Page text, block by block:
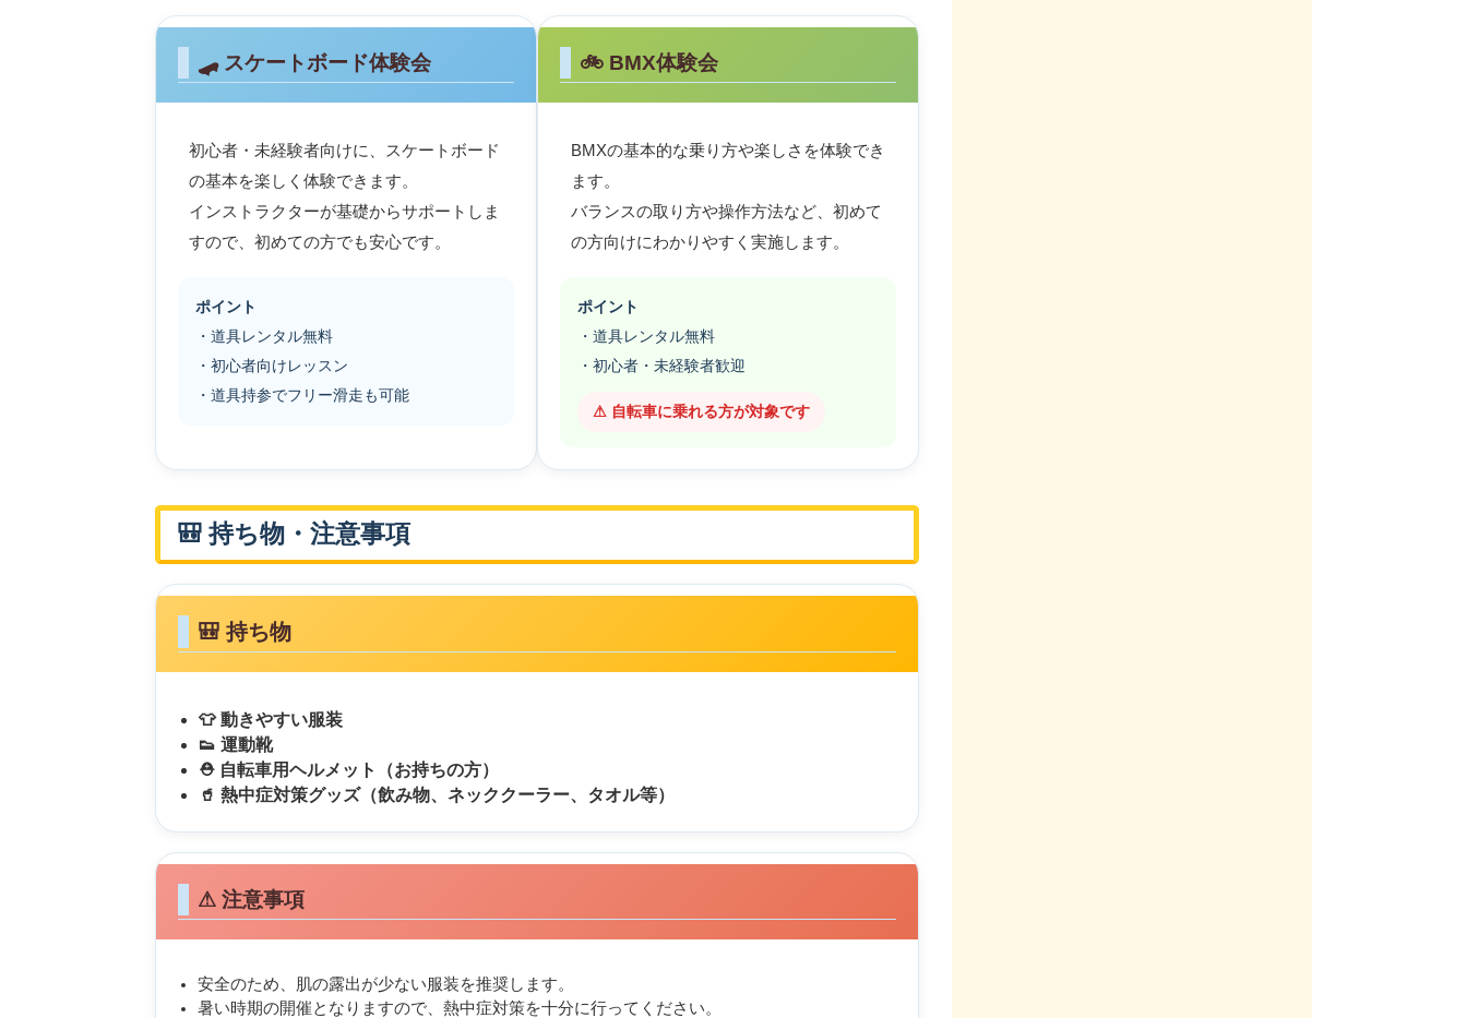
🛹 スケートボード体験会
初心者・未経験者向けに、スケートボード
の基本を楽しく体験できます。
インストラクターが基礎からサポートしま
すので、初めての方でも安心です。
ポイント
・道具レンタル無料
・初心者向けレッスン
・道具持参でフリー滑走も可能
🚲 BMX体験会
BMXの基本的な乗り方や楽しさを体験でき
ます。
バランスの取り方や操作方法など、初めて
の方向けにわかりやすく実施します。
ポイント
・道具レンタル無料
・初心者・未経験者歓迎
⚠ 自転車に乗れる方が対象です
🎒 持ち物・注意事項
🎒 持ち物
👕 動きやすい服装
👟 運動靴
⛑ 自転車用ヘルメット（お持ちの方）
🥤 熱中症対策グッズ（飲み物、ネッククーラー、タオル等）
⚠ 注意事項
安全のため、肌の露出が少ない服装を推奨します。
暑い時期の開催となりますので、熱中症対策を十分に行ってください。